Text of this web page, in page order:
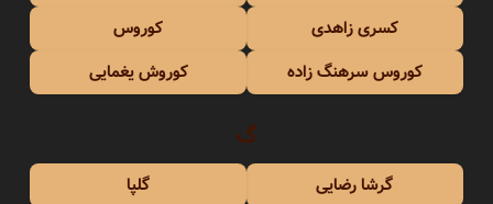
کسری زاهدی
کوروس
کوروس سرهنگ زاده
کوروش یغمایی
گ
گرشا رضایی
گلپا